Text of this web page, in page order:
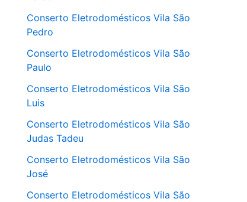
Conserto Eletrodomésticos Vila São
Pedro
Conserto Eletrodomésticos Vila São
Paulo
Conserto Eletrodomésticos Vila São
Luis
Conserto Eletrodomésticos Vila São
Judas Tadeu
Conserto Eletrodomésticos Vila São
José
Conserto Eletrodomésticos Vila São